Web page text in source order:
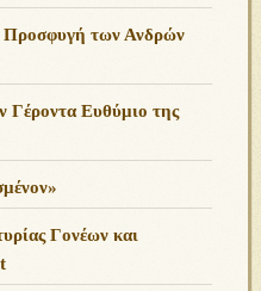
Προσφυγή των Ανδρών
Γέροντα Ευθύμιο της
Γονέων και